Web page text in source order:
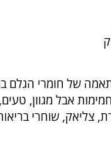
של חומרי הגלם
אבל מגוון,
צליאק, שוחרי